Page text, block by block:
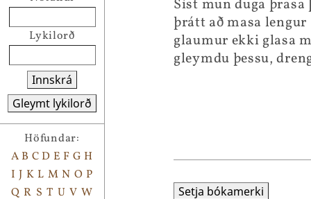
Lykilorð
Innskrá
Gleymt lykilorð
Höfundar:
A B C D E F G H
I J K L M N O P
Q R S T U V W
Síst mun duga þrasa
þrátt að masa lengur
glaumur ekki glasa
gleymdu þessu,
Setja bókamerki